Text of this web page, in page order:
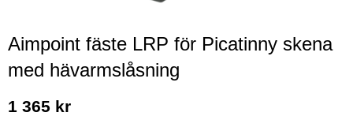
Aimpoint fäste LRP för Picatinny skena
med hävarmslåsning
1 365 kr